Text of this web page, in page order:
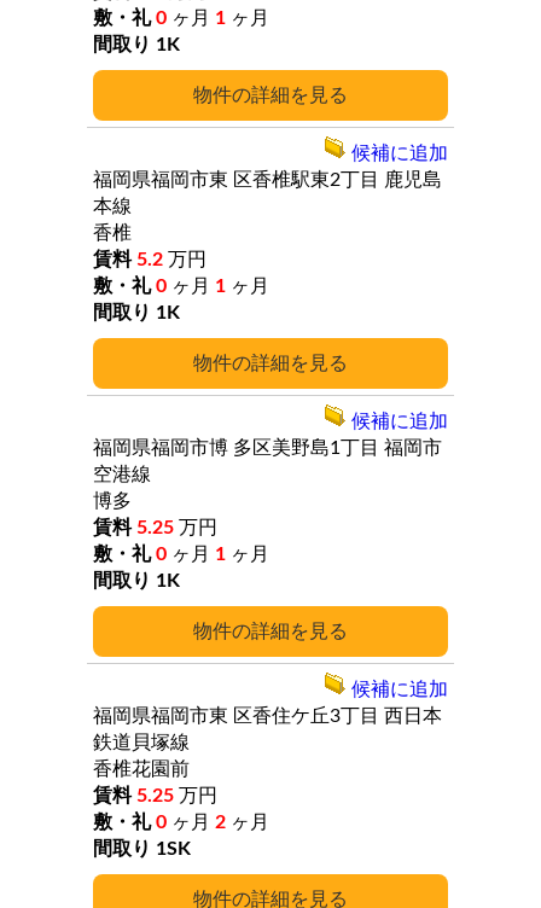
詳細
0 ヶ月 1 ヶ月
1K
詳細
福岡県福岡市東 区香椎駅東2丁目
鹿児島
本線
香椎
5.2 万円
0 ヶ月 1 ヶ月
1K
候補に追加
詳細
福岡県福岡市博 多区美野島1丁目 福岡市
空港線
博多
5.25 万円
0 ヶ月 1 ヶ月
1K
候補に追加
詳細
福岡県福岡市東 区香住ケ丘3丁目 西日本
鉄道貝塚線
香椎花園前
5.25 万円
0 ヶ月 2 ヶ月
1SK
候補に追加